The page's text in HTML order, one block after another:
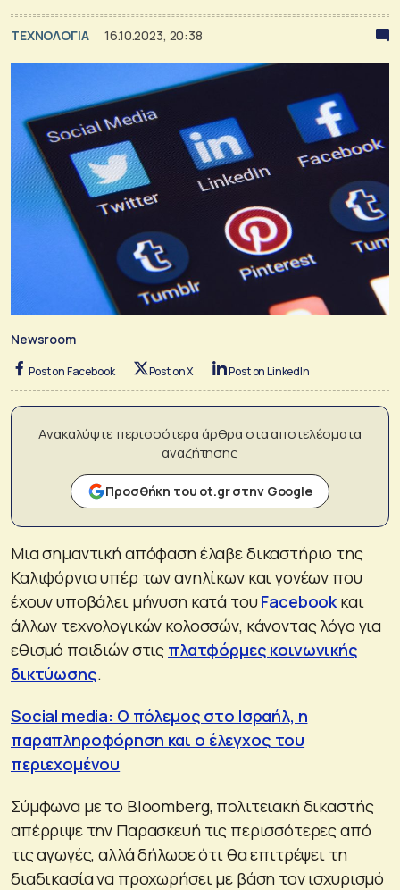
ΤΕΧΝΟΛΟΓΙΑ 16.10.2023, 20:38
Newsroom
Post on Facebook Post on X Post on LinkedIn
Ανακαλύψτε περισσότερα άρθρα στα αποτελέσματα
αναζήτησης
Προσθήκη του ot.gr στην Google
Μια σημαντική απόφαση έλαβε δικαστήριο της
Καλιφόρνια υπέρ των ανηλίκων και γονέων που
έχουν υποβάλει μήνυση κατά τουFacebook και
άλλων τεχνολογικών κολοσσών, κάνοντας λόγο για
εθισμό παιδιών στις πλατφόρμες κοινωνικής
δικτύωσης.
Social media: Ο πόλεμος στο Ισραήλ, η
παραπληροφόρηση και ο έλεγχος του
περιεχομένου
Σύμφωνα με το Bloomberg, πολιτειακή δικαστής
απέρριψε την Παρασκευή τις περισσότερες από
τις αγωγές, αλλά δήλωσε ότι θα επιτρέψει τη
διαδικασία να προχωρήσει με βάση τον ισχυρισμό